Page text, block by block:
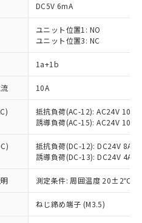
DC5V 6mA
ユニット位置1: NO
ユニット位置3: NC
1a+1b
10A
抵抗負荷(AC-12): AC24V 10A/
誘導負荷(AC-15): AC24V
抵抗負荷(DC-12): DC24V 8A/
誘導負荷(DC-13): DC24V 4A/
測定条件: 周囲温度 20±2℃、
ねじ締め端子 (M3.5)
指令（10物質）の
が提供可能な商品で